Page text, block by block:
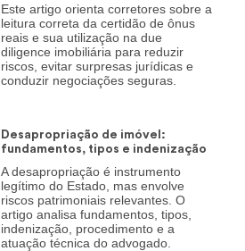
Este artigo orienta corretores sobre a
leitura correta da certidão de ônus
reais e sua utilização na due
diligence imobiliária para reduzir
riscos, evitar surpresas jurídicas e
conduzir negociações seguras.
Desapropriação de imóvel:
fundamentos, tipos e indenização
A desapropriação é instrumento
legítimo do Estado, mas envolve
riscos patrimoniais relevantes. O
artigo analisa fundamentos, tipos,
indenização, procedimento e a
atuação técnica do advogado.